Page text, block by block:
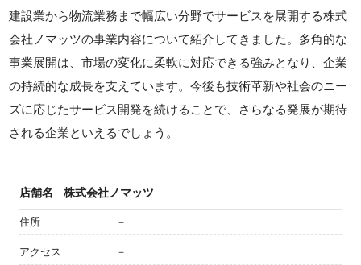
建設業から物流業務まで幅広い分野でサービスを展開する株式
会社ノマッツの事業内容について紹介してきました。多角的な
事業展開は、市場の変化に柔軟に対応できる強みとなり、企業
の持続的な成長を支えています。今後も技術革新や社会のニー
ズに応じたサービス開発を続けることで、さらなる発展が期待
される企業といえるでしょう。
店舗名 株式会社ノマッツ
住所 －
アクセス －